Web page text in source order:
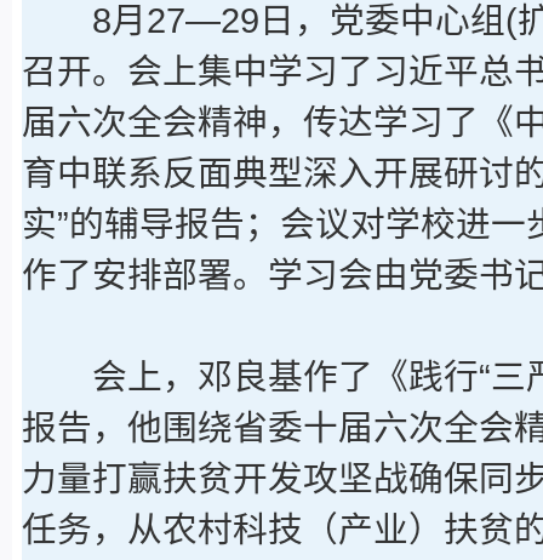
8月27—29日，党委中心组(扩
召开。会上集中学习了习近平总
届六次全会精神，传达学习了《
育中联系反面典型深入开展研讨
实”的辅导报告；会议对学校进
作了安排部署。学习会由党委书
会上，邓良基作了《践行“三
报告，他围绕省委十届六次全会
力量打赢扶贫开发攻坚战确保同
任务，从农村科技（产业）扶贫